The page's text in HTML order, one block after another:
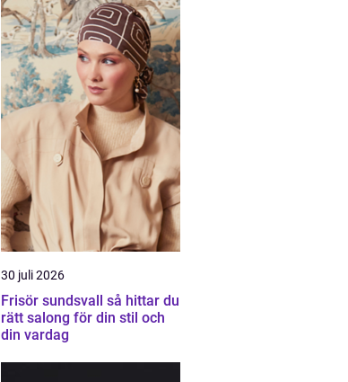
30 juli 2026
Frisör sundsvall så hittar du
rätt salong för din stil och
din vardag